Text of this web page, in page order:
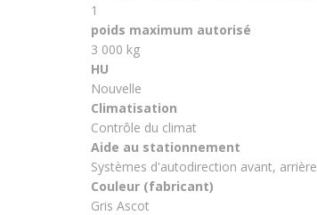
1
poids maximum autorisé
3 000 kg
HU
Nouvelle
Climatisation
Contrôle du climat
Aide au stationnement
Systèmes d'autodirection avant, arrière
Couleur (fabricant)
Gris Ascot